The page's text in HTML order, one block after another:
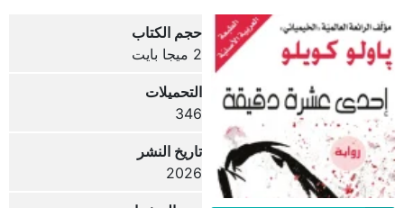
حجم الكتاب
2 ميجا بايت
التحميلات
346
تاريخ النشر
2026